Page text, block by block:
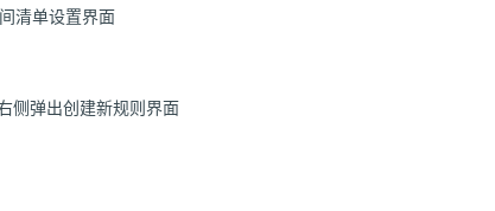
清单设置界面
侧弹出创建新规则界面